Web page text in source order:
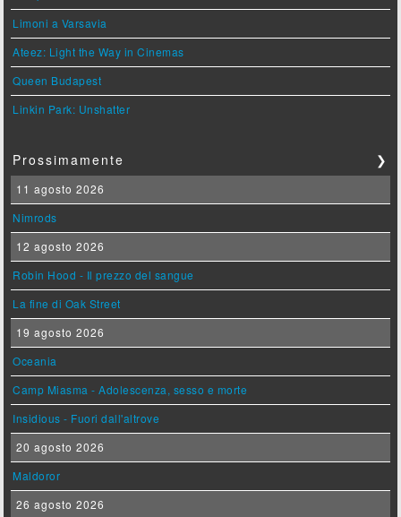
Limoni a Varsavia
Ateez: Light the Way in Cinemas
Queen Budapest
Linkin Park: Unshatter
Prossimamente ❯
11 agosto 2026
Nimrods
12 agosto 2026
Robin Hood - Il prezzo del sangue
La fine di Oak Street
19 agosto 2026
Oceania
Camp Miasma - Adolescenza, sesso e morte
Insidious - Fuori dall'altrove
20 agosto 2026
Maldoror
26 agosto 2026